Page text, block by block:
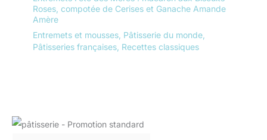
Roses, compotée de Cerises et Ganache Amande
Amère
Entremets et mousses Pâtisserie du monde
Pâtisseries françaises Recettes classiques